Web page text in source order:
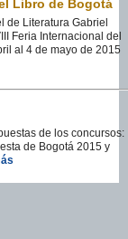
Libro de Bogotá
de Literatura Gabriel
Feria Internacional del
al 4 de mayo de 2015
de los concursos:
de Bogotá 2015 y